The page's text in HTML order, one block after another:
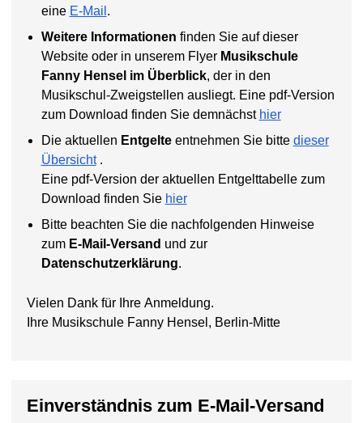
eine E-Mail .
Weitere Informationen finden Sie auf dieser
Website oder in unserem Flyer Musikschule
Fanny Hensel im Überblick, der in den
Musikschul-Zweigstellen ausliegt. Eine pdf-Version
zum Download finden Sie demnächst hier
Die aktuellen Entgelteentnehmen Sie bitte dieser
Übersicht.
Eine pdf-Version der aktuellen Entgelttabelle zum
Download finden Sie hier
Bitte beachten Sie die nachfolgenden Hinweise
zum E-Mail-Versand und zur
Datenschutzerklärung.
Vielen Dank für Ihre Anmeldung.
Ihre Musikschule Fanny Hensel, Berlin-Mitte
Einverständnis zum E-Mail-Versand